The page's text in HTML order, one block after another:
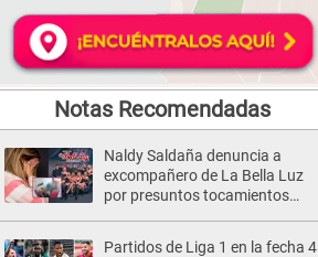
Notas Recomendadas
Naldy Saldaña denuncia a
excompañero de La Bella Luz
por presuntos tocamientos
Partidos de Liga 1 en la fecha 4